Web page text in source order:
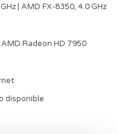
| AMD FX-8350, 4.0 GHz
Radeon HD 7950
disponible